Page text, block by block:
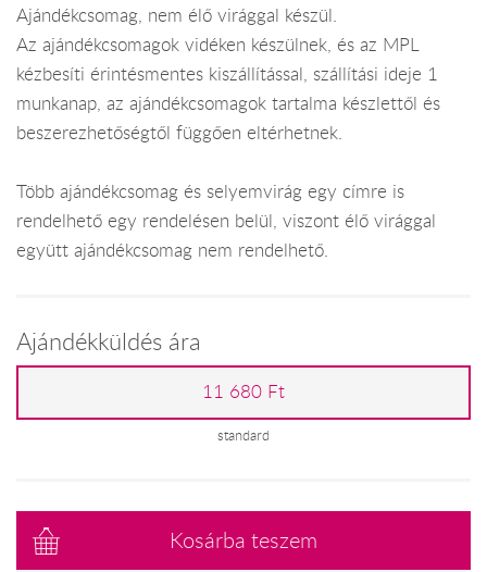
Ajándékcsomag, nem élő virággal készül.
Az ajándékcsomagok vidéken készülnek, és az MPL
kézbesíti érintésmentes kiszállítással, szállítási ideje 1
munkanap, az ajándékcsomagok tartalma készlettől és
beszerezhetőségtől függően eltérhetnek.
Több ajándékcsomag és selyemvirág egy címre is
rendelhető egy rendelésen belül, viszont élő virággal
együtt ajándékcsomag nem rendelhető.
Ajándékküldés ára
11 680 Ft
standard
Kosárba teszem